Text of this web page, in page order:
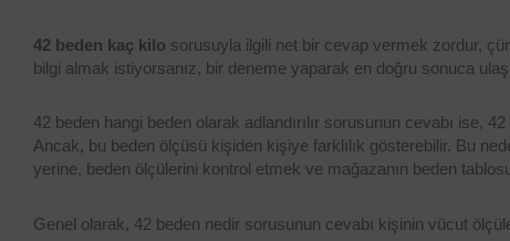
42 beden kaç kilo sorusuyla ilgili net bir cevap vermek zordur,
bilgi almak istiyorsanız, bir deneme yaparak en doğru sonuca
42 beden hangi beden olarak adlandırılır sorusunun cevabı ise,
Ancak, bu beden ölçüsü kişiden kişiye farklılık gösterebilir. Bu
yerine, beden ölçülerini kontrol etmek ve mağazanın beden
Genel olarak, 42 beden nedir sorusunun cevabı kişinin vücut